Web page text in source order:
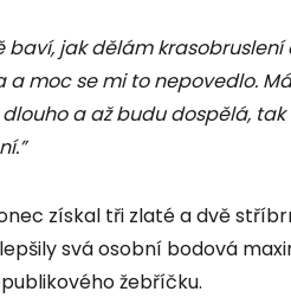
baví, jak dělám
a moc se mi to nepovedlo.
a až budu dospělá,
získal tři zlaté a dvě
svá osobní bodová
žebříčku.